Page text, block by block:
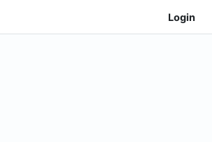
Login